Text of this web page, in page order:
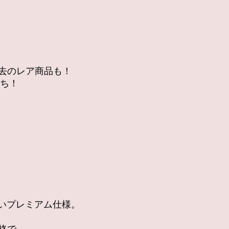
のレア商品も！
！
レミアム仕様。